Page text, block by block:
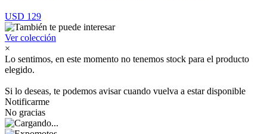
USD 129
Ver colección
×
Lo sentimos, en este momento no tenemos stock para el producto
elegido.
Si lo deseas, te podemos avisar cuando vuelva a estar disponible
Notificarme
No gracias